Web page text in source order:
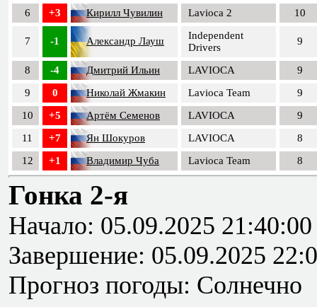
6 +3 Кирилл Чувилин Lavioca 2 10
7 -1 Александр Лауш
Independent
Drivers
9
8 -4 Дмитрий Ильин LAVIOCA
9
9
0 Николай Жмакин Lavioca Team
9
10
+5 Артём Семенов LAVIOCA
9
11
+7 Ян Шокуров LAVIOCA
8
12
+1 Владимир Чуба Lavioca Team 8
Гонка 2-я
Начало: 05.09.2025 21:40:00
Завершение: 05.09.2025
Прогноз погоды: Солнечно